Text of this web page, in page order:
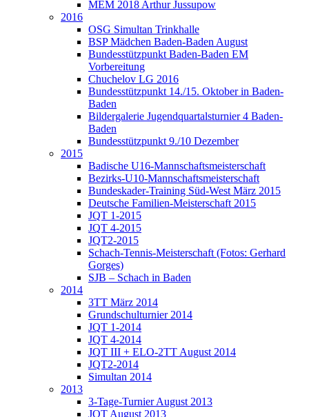
MEM 2018 Arthur Jussupow
2016
OSG Simultan Trinkhalle
BSP Mädchen Baden-Baden August
Bundesstützpunkt Baden-Baden EM
Vorbereitung
Chuchelov LG 2016
Bundesstützpunkt 14./15. Oktober in Baden-
Baden
Bildergalerie Jugendquartalsturnier 4 Baden-
Baden
Bundesstützpunkt 9./10 Dezember
2015
Badische U16-Mannschaftsmeisterschaft
Bezirks-U10-Mannschaftsmeisterschaft
Bundeskader-Training Süd-West März 2015
Deutsche Familien-Meisterschaft 2015
JQT 1-2015
JQT 4-2015
JQT2-2015
Schach-Tennis-Meisterschaft (Fotos: Gerhard
Gorges)
SJB – Schach in Baden
2014
3TT März 2014
Grundschulturnier 2014
JQT 1-2014
JQT 4-2014
JQT III + ELO-2TT August 2014
JQT2-2014
Simultan 2014
2013
3-Tage-Turnier August 2013
JQT August 2013